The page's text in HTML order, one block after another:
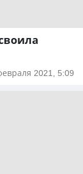
2021, 5:09